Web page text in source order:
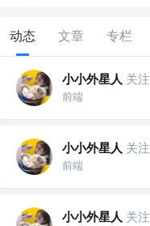
动态 文章 专栏
小小外星人 关
前端
小小外星人 关
前端
小小外星人 关